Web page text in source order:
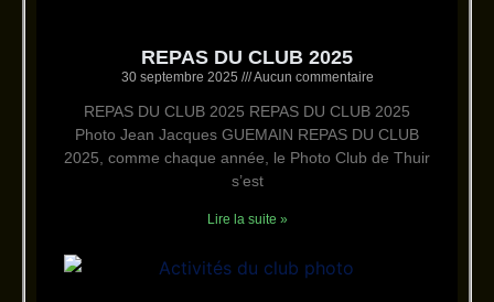
REPAS DU CLUB 2025
30 septembre 2025 Aucun commentaire
REPAS DU CLUB 2025 REPAS DU CLUB 2025
Photo Jean Jacques GUEMAIN REPAS DU CLUB
2025, comme chaque année, le Photo Club de Thuir
s’est
Lire la suite »